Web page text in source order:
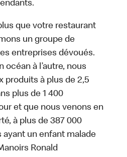
que votre restaurant
un groupe de
entreprises dévoués.
océan à l’autre, nous
produits à plus de 2,5
plus de 1 400
et que nous venons en
à plus de 387 000
un enfant malade
Ronald